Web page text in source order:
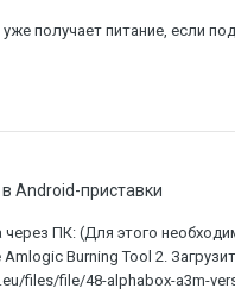
получает питание, если
в Android-приставки
ПК: (Для этого
Burning Tool 2.
files/file/48-alphabox-a3m-